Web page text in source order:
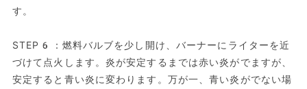
す。
STEP6：燃料バルブを少し開け、バーナーにライターを近
づけて点火します。炎が安定するまでは赤い炎がでますが、
安定すると青い炎に変わります。万が一、青い炎がでない場